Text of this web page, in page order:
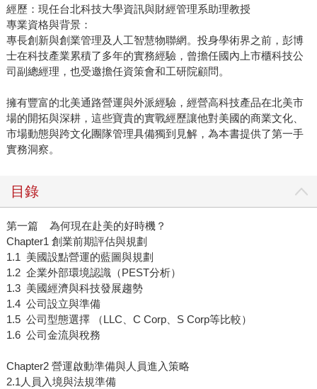
經歷：現任台北科技大學資訊與財經管理系助理教授
專業資格與背景：
專長創新與創業管理及人工智慧物聯網。投身學術界之前，彭博
士在科技產業累積了多年的實務經驗，曾擔任國內上市櫃科技公
司副總經理，也受邀擔任資策會和工研院顧問。
擁有豐富的北美通路營運與外派經驗，經營高科技產品在北美市
場的開拓與深耕，這些寶貴的實戰經歷讓他對美國的商業文化、
市場動態與跨文化團隊管理具備獨到見解，為本書提供了第一手
實務洞察。
目錄
第一篇 為何現在赴美的好時機？
Chapter1 創業前期評估與規劃
1.1 美國設點營運的藍圖與規劃
1.2 企業外部環境認識（PEST分析）
1.3 美國經濟與科技發展趨勢
1.4 公司設立與準備
1.5 公司型態選擇 （LLC、C Corp、S Corp等比較）
1.6 公司金流與稅務
Chapter2 營運啟動準備與人員進入策略
2.1人員入境與法規準備